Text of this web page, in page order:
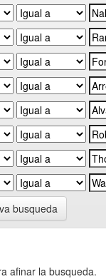
busqueda
afinar la busqueda.